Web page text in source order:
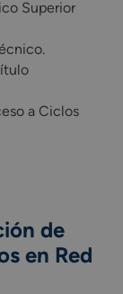
Superior
a Ciclos
de
en Red